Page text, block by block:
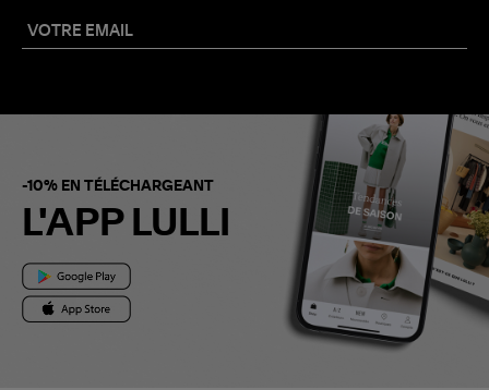
-10% EN TÉLÉCHARGEANT
L'APP LULLI